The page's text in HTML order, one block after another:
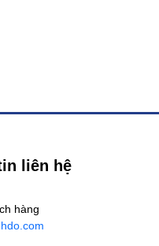
liên hệ
hàng